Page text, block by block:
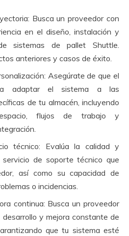
Busca un proveedor con
en el diseño, instalación y
sistemas de pallet Shuttle.
anteriores y casos de éxito.
Asegúrate de que el
adaptar el sistema a las
de tu almacén, incluyendo
flujos de trabajo y
técnico: Evalúa la calidad y
servicio de soporte técnico que
así como su capacidad de
o incidencias.
continua: Busca un proveedor
y mejora constante de
que tu sistema esté